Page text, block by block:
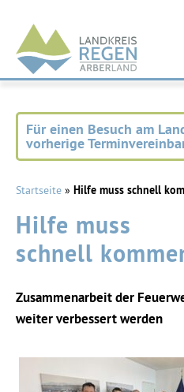
Landkreis
Regen
Für einen Besuch am
vorherige
Startseite » Hilfe muss schnell
Hilfe muss
schnell
Zusammenarbeit der
weiter verbessert werden